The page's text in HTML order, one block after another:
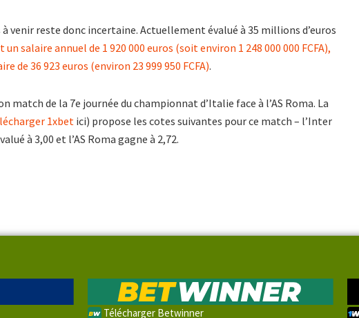
à venir reste donc incertaine. Actuellement évalué à 35 millions d’euros
salaire annuel de 1 920 000 euros (soit environ 1 248 000 000 FCFA),
de 36 923 euros (environ 23 999 950 FCFA).
de la 7e journée du championnat d’Italie face à l’AS Roma. La
1xbet ici) propose les cotes suivantes pour ce match – l’Inter
à 3,00 et l’AS Roma gagne à 2,72.
Télécharger Betwinner